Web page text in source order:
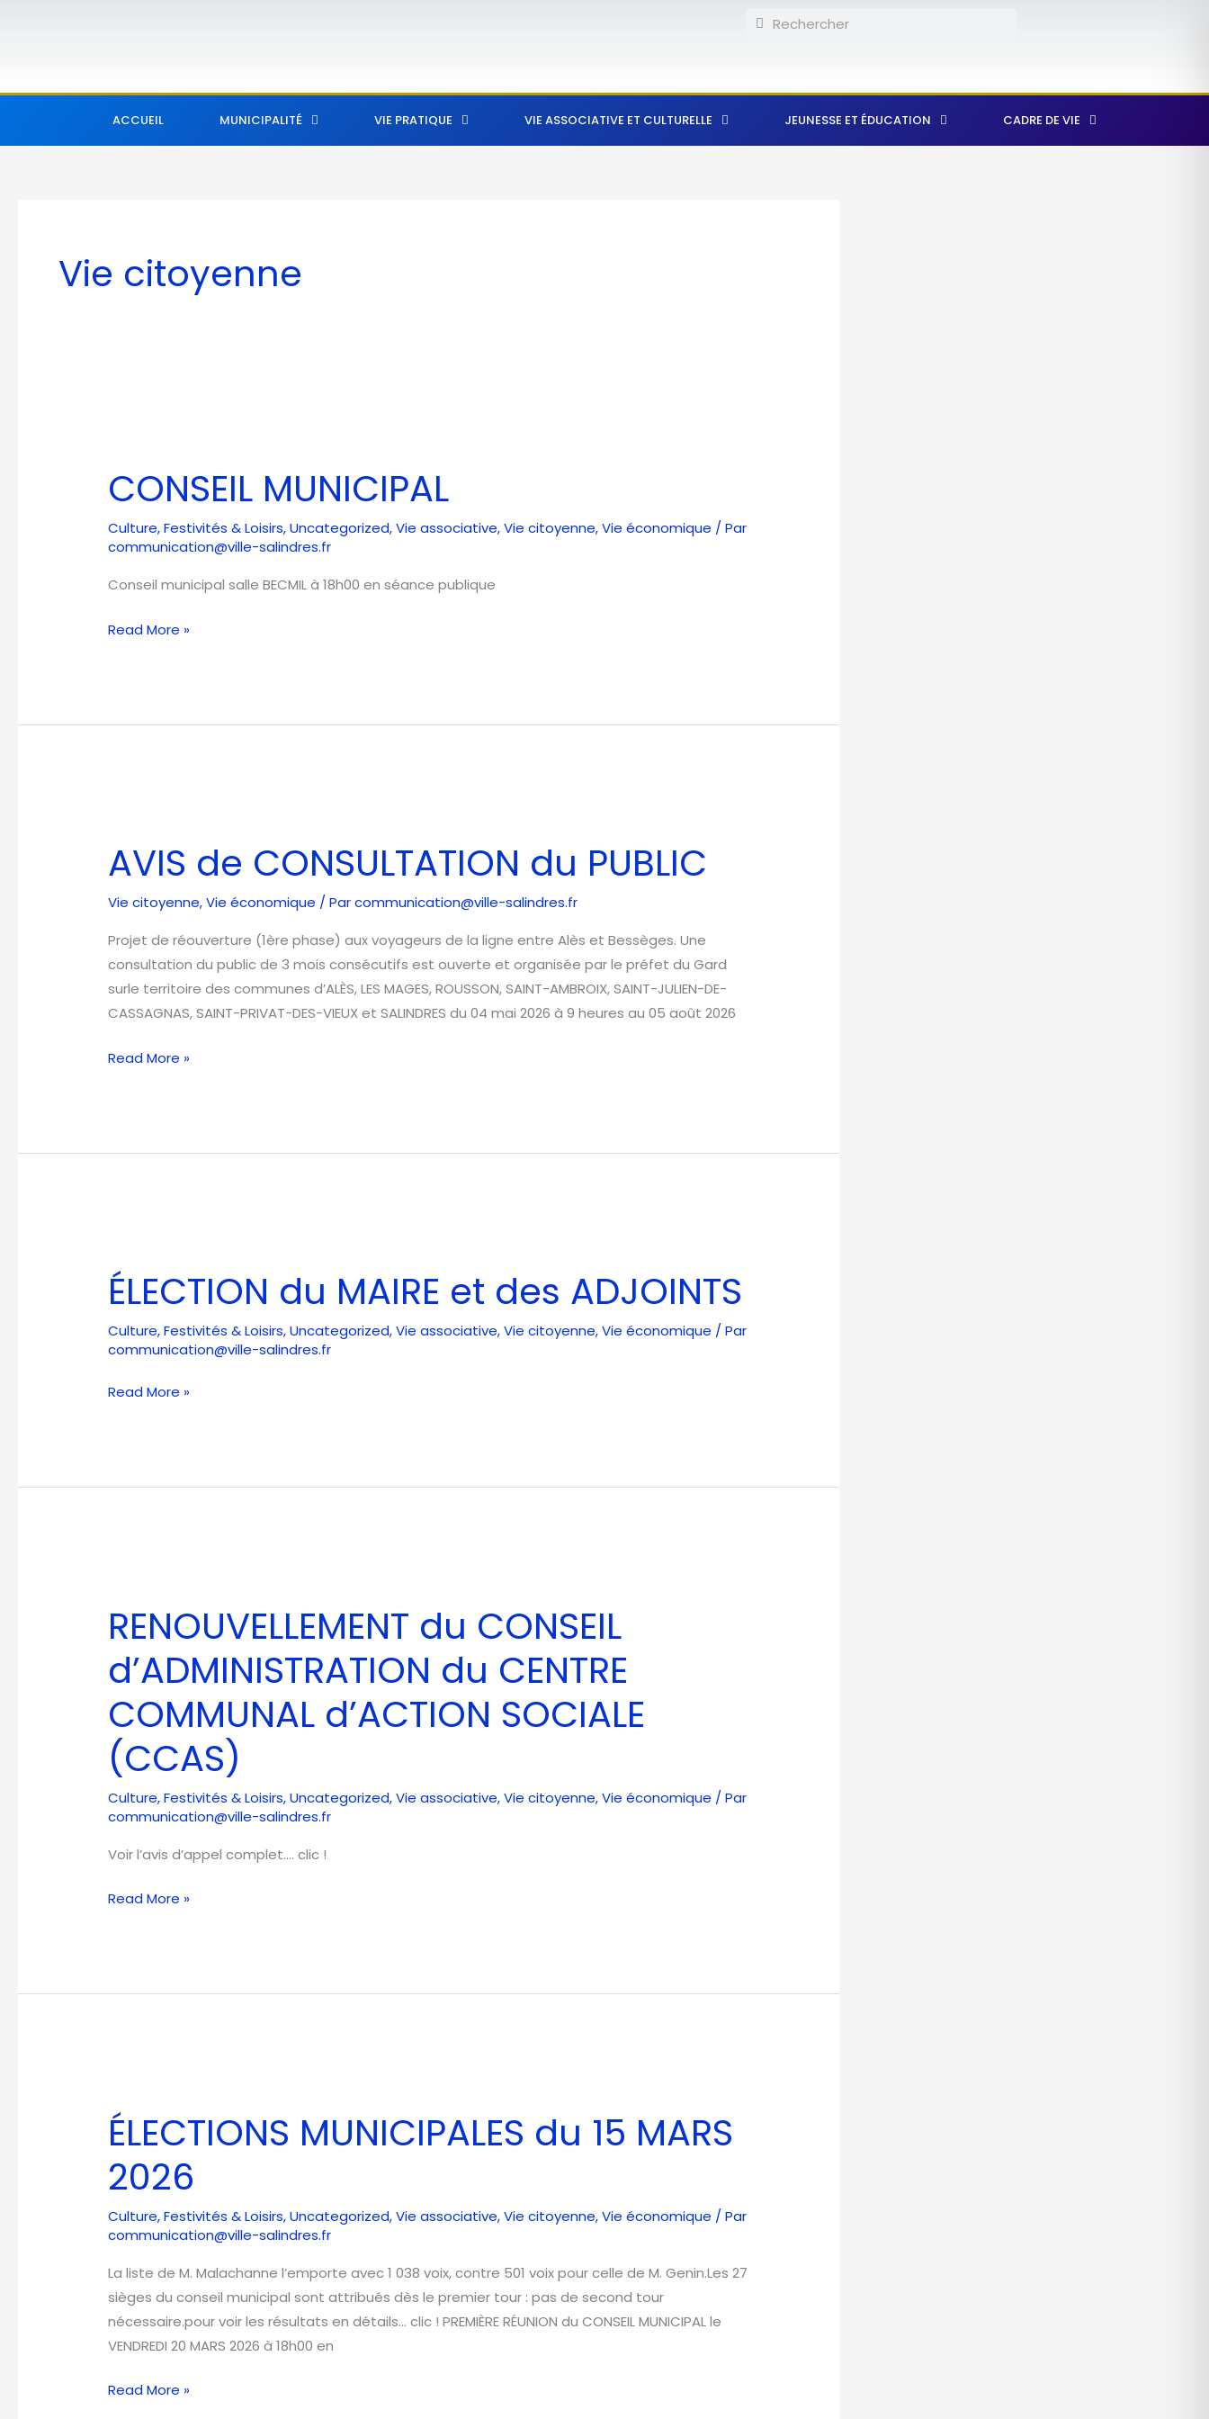
Rechercher
Rechercher
ACCUEIL MUNICIPALITÉ VIE PRATIQUE VIE ASSOCIATIVE ET CULTURELLE JEUNESSE ET ÉDUCATION CADRE DE VIE
Vie citoyenne
CONSEIL MUNICIPAL
Culture,Festivités & Loisirs,Uncategorized,Vie associative,Vie citoyenne,Vie économique / Par
communication@ville-salindres.fr
Conseil municipal salle BECMIL à 18h00 en séance publique
Read More »
AVIS de CONSULTATION du PUBLIC
Vie citoyenne,Vie économique / Parcommunication@ville-salindres.fr
Projet de réouverture (1ère phase) aux voyageurs de la ligne entre Alès et Bessèges. Une
consultation du public de 3 mois consécutifs est ouverte et organisée par le préfet du Gard
surle territoire des communes d’ALÈS, LES MAGES, ROUSSON, SAINT-AMBROIX, SAINT-JULIEN-DE-
CASSAGNAS, SAINT-PRIVAT-DES-VIEUX et SALINDRES du 04 mai 2026 à 9 heures au 05 août 2026
CONSULTATION
du
PUBLIC
Read More »
ÉLECTION du MAIRE et des ADJOINTS
Culture,Festivités & Loisirs,Uncategorized,Vie associative,Vie citoyenne,Vie économique / Par
communication@ville-salindres.fr
MAIRE
et
des
ADJOINTS
Read More »
RENOUVELLEMENT du CONSEIL
d’ADMINISTRATION du CENTRE
COMMUNAL d’ACTION SOCIALE
(CCAS)
Culture,Festivités & Loisirs,Uncategorized,Vie associative,Vie citoyenne,Vie économique / Par
communication@ville-salindres.fr
Voir l’avis d’appel complet…. clic !
CONSEIL
d’ADMINISTRATION
du
COMMUNAL
d’ACTION
SOCIALE
(CCAS)
Read More »
ÉLECTIONS MUNICIPALES du 15 MARS
2026
Culture,Festivités & Loisirs,Uncategorized,Vie associative,Vie citoyenne,Vie économique / Par
communication@ville-salindres.fr
La liste de M. Malachanne l’emporte avec 1 038 voix, contre 501 voix pour celle de M. Genin.Les 27
sièges du conseil municipal sont attribués dès le premier tour : pas de second tour
nécessaire.pour voir les résultats en détails… clic ! PREMIÈRE RÉUNION du CONSEIL MUNICIPAL le
VENDREDI 20 MARS 2026 à 18h00 en
du
15
MARS
Read More »